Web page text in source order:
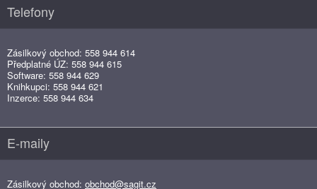
Telefony
Zásilkový obchod: 558 944 614
Předplatné ÚZ: 558 944 615
Software: 558 944 629
Knihkupci: 558 944 621
Inzerce: 558 944 634
E-maily
Zásilkový obchod: obchod@sagit.cz